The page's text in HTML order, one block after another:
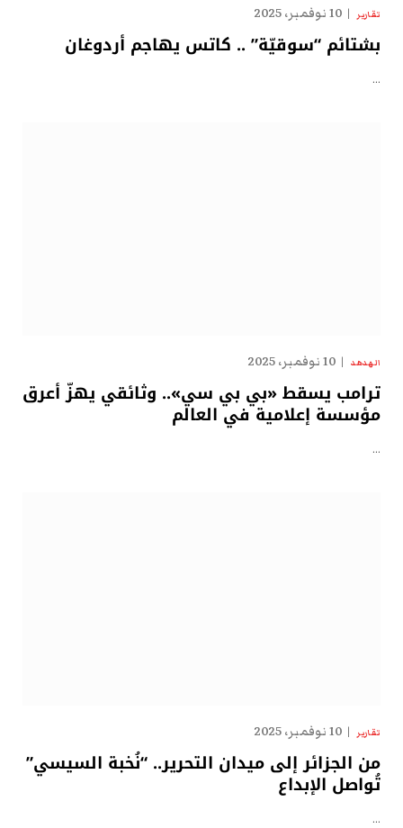
تقارير 10 نوفمبر، 2025
بشتائم “سوقيّة” .. كاتس يهاجم أردوغان
…
الهدهد 10 نوفمبر، 2025
ترامب يسقط «بي بي سي».. وثائقي يهزّ أعرق
مؤسسة إعلامية في العالم
…
تقارير 10 نوفمبر، 2025
من الجزائر إلى ميدان التحرير.. “نُخبة السيسي”
تُواصل الإبداع
…